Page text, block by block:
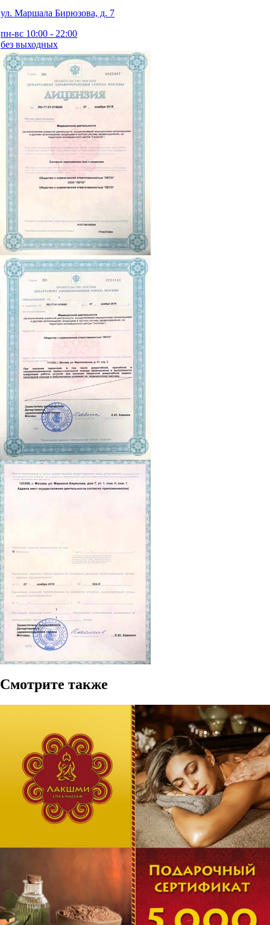
ул. Маршала Бирюзова, д. 7
пн-вс 10:00 - 22:00
без выходных
Смотрите также